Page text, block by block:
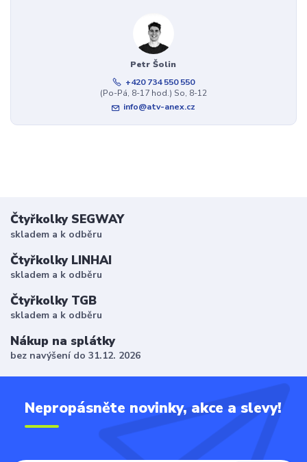
Petr Šolin
+420 734 550 550
(Po-Pá, 8-17 hod.) So, 8-12
info@atv-anex.cz
Čtyřkolky SEGWAY
skladem a k odběru
Čtyřkolky LINHAI
skladem a k odběru
Čtyřkolky TGB
skladem a k odběru
Nákup na splátky
bez navýšení do 31.12. 2026
Nepropásněte novinky, akce a slevy!